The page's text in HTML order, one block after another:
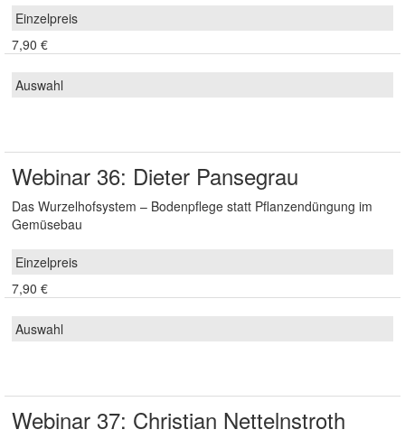
7,90 €
Webinar 36: Dieter Pansegrau
Das Wurzelhofsystem – Bodenpflege statt Pflanzendüngung im
Gemüsebau
7,90 €
Webinar 37: Christian Nettelnstroth